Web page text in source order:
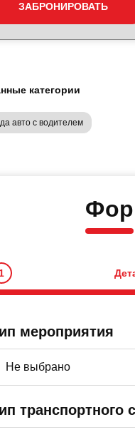
ЗАБРОНИРОВАТЬ
категории
авто с водителем
мероприятия
транспортного